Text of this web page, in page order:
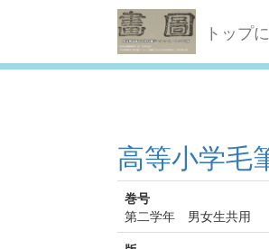
トップ
高等小学毛
巻号
第二学年 男女生共用